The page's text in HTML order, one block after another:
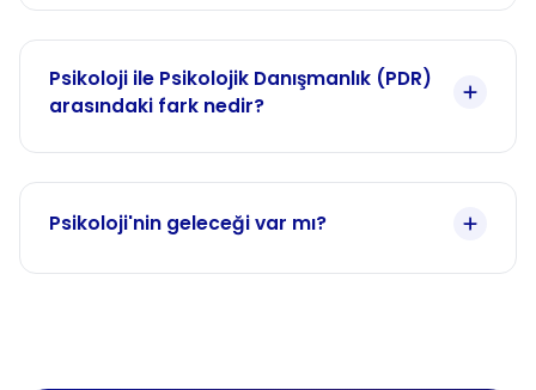
Psikoloji ile Psikolojik Danışmanlık (PDR)
arasındaki fark nedir?
Psikoloji'nin geleceği var mı?